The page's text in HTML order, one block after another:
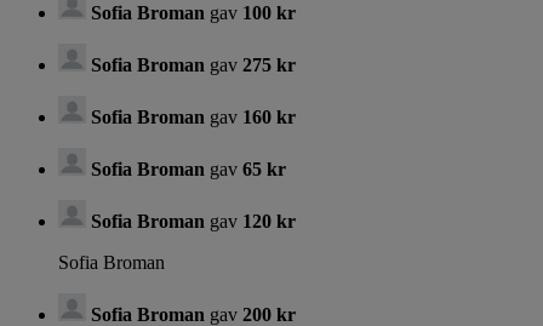
Sofia Broman gav 100 kr
Sofia Broman gav 275 kr
Sofia Broman gav 160 kr
Sofia Broman gav 65 kr
Sofia Broman gav 120 kr
Sofia Broman
Sofia Broman gav 200 kr